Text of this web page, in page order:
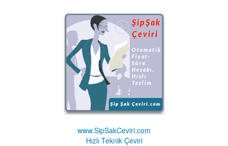
www.SipSakCeviri.com
Hızlı Teknik Çeviri